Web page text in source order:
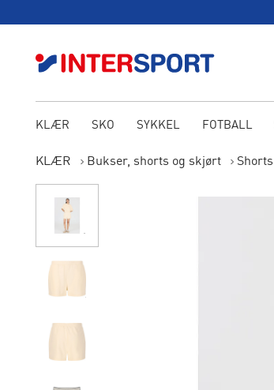
KLÆR SKO SYKKEL FOTBALL
KLÆR Bukser, shorts og skjørt Shorts